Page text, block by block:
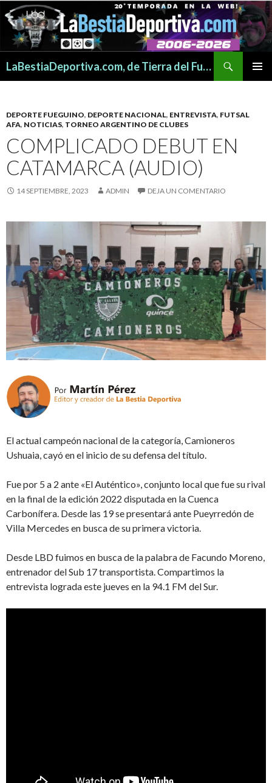
LaBestiaDeportiva.com, de Tierra del Fuego para todo el mundo
DEPORTE FUEGUINO, DEPORTE NACIONAL, ENTREVISTA, FUTSAL
AFA, NOTICIAS, TORNEO ARGENTINO DE CLUBES
COMPLICADO DEBUT EN
CATAMARCA (AUDIO)
14 SEPTIEMBRE, 2023 ADMIN DEJA UN COMENTARIO
El actual campeón nacional de la categoría, Camioneros
Ushuaia, cayó en el inicio de su defensa del título.
Fue por 5 a 2 ante «El Auténtico», conjunto local que fue su rival
en la final de la edición 2022 disputada en la Cuenca
Carbonífera. Desde las 19 se presentará ante Pueyrredón de
Villa Mercedes en busca de su primera victoria.
Desde LBD fuimos en busca de la palabra de Facundo Moreno,
entrenador del Sub 17 transportista. Compartimos la
entrevista lograda este jueves en la 94.1 FM del Sur.